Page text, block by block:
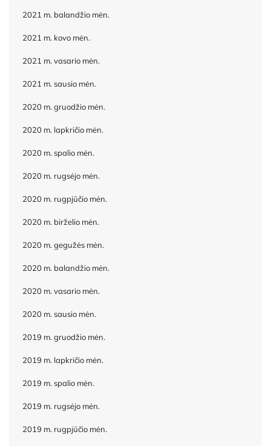
2021 m. balandžio mėn.
2021 m. kovo mėn.
2021 m. vasario mėn.
2021 m. sausio mėn.
2020 m. gruodžio mėn.
2020 m. lapkričio mėn.
2020 m. spalio mėn.
2020 m. rugsėjo mėn.
2020 m. rugpjūčio mėn.
2020 m. birželio mėn.
2020 m. gegužės mėn.
2020 m. balandžio mėn.
2020 m. vasario mėn.
2020 m. sausio mėn.
2019 m. gruodžio mėn.
2019 m. lapkričio mėn.
2019 m. spalio mėn.
2019 m. rugsėjo mėn.
2019 m. rugpjūčio mėn.